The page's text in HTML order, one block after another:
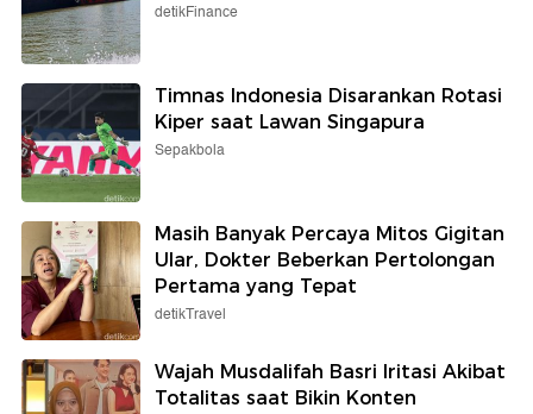
detikFinance
Timnas Indonesia Disarankan Rotasi
Kiper saat Lawan Singapura
Sepakbola
Masih Banyak Percaya Mitos Gigitan
Ular, Dokter Beberkan Pertolongan
Pertama yang Tepat
detikTravel
Wajah Musdalifah Basri Iritasi Akibat
Totalitas saat Bikin Konten